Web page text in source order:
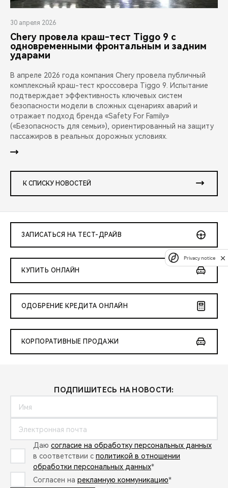
30 апреля 2026
Chery провела краш-тест Tiggo 9 с
одновременными фронтальным и задним
ударами
В апреле 2026 года компания Chery провела публичный
комплексный краш-тест кроссовера Tiggo 9. Испытание
подтверждает эффективность ключевых систем
безопасности модели в сложных сценариях аварий и
отражает подход бренда «Safety For Family»
(«Безопасность для семьи»), ориентированный на защиту
пассажиров в реальных дорожных условиях.
К СПИСКУ НОВОСТЕЙ
ЗАПИСАТЬСЯ НА ТЕСТ-ДРАЙВ
КУПИТЬ ОНЛАЙН
ОДОБРЕНИЕ КРЕДИТА ОНЛАЙН
КОРПОРАТИВНЫЕ ПРОДАЖИ
ПОДПИШИТЕСЬ НА НОВОСТИ:
Даю согласие на обработку персональных данных
в соответствии с политикой в отношении
обработки персональных данных*
Согласен на рекламную коммуникацию*
Privacy notice